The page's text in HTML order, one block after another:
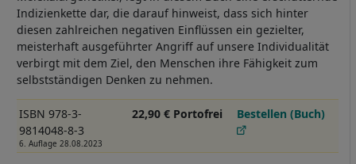
Indizienkette dar, die darauf hinweist, dass sich hinter
diesen zahlreichen negativen Einflüssen ein gezielter,
meisterhaft ausgeführter Angriff auf unsere Individualität
verbirgt mit dem Ziel, den Menschen ihre Fähigkeit zum
selbstständigen Denken zu nehmen.
ISBN 978-3-
9814048-8-3
6. Auflage 28.08.2023
22,90 € Portofrei Bestellen (Buch)